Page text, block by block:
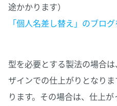
途かかります）
「個人名差し替え」のブロ
型を必要とする製法の場合
ザインでの仕上がりとなり
ります。その場合は、仕上